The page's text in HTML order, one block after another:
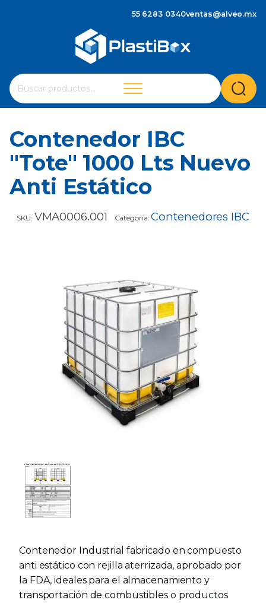
55 6283 0340ventas@alveo.mx
Buscar
por:
Cuando hay resultados autocompletados, puedes
Contenedor IBC
"Tote" 1000 Lts Nuevo
Anti Estático
SKU: VMA0006.001 Categoría:Contenedores IBC
Contenedor Industrial fabricado en compuesto
anti estático con rejilla aterrizada, aprobado por
la FDA, ideales para el almacenamiento y
transportación de combustibles o productos